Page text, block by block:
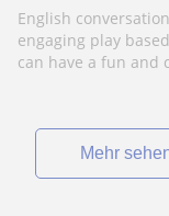
English
engaging play
can have a fun and
Mehr